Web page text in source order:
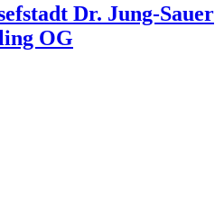
Dr. Jung-Sauer
OG